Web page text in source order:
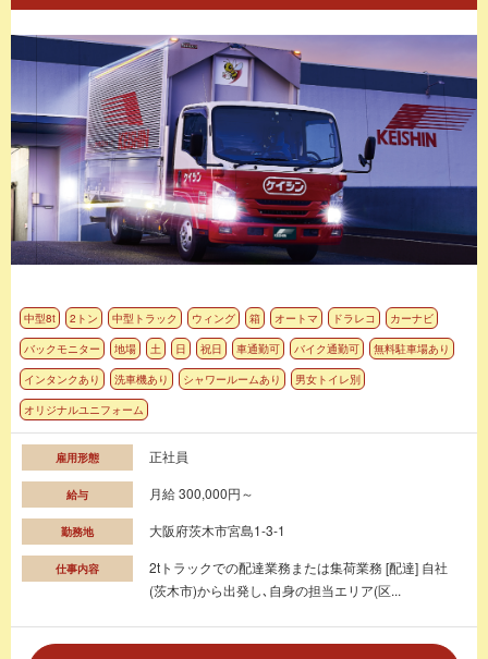
中型8t 2トン 中型トラック ウィング 箱 オートマ ドラレコ
カーナビ
バックモニター
地場 土 日 祝日 車通勤可 バイク通勤可
無料駐車場あり
インタンクあり
洗車機あり シャワールームあり
男女トイレ別
オリジナルユニフォーム
雇用形態 正社員
給与 月給 300,000円～
勤務地 大阪府茨木市宮島1-3-1
仕事内容
2tトラックでの配達業務または集荷業務 [配達] 自社
(茨木市)から出発し､自身の担当エリア(区...